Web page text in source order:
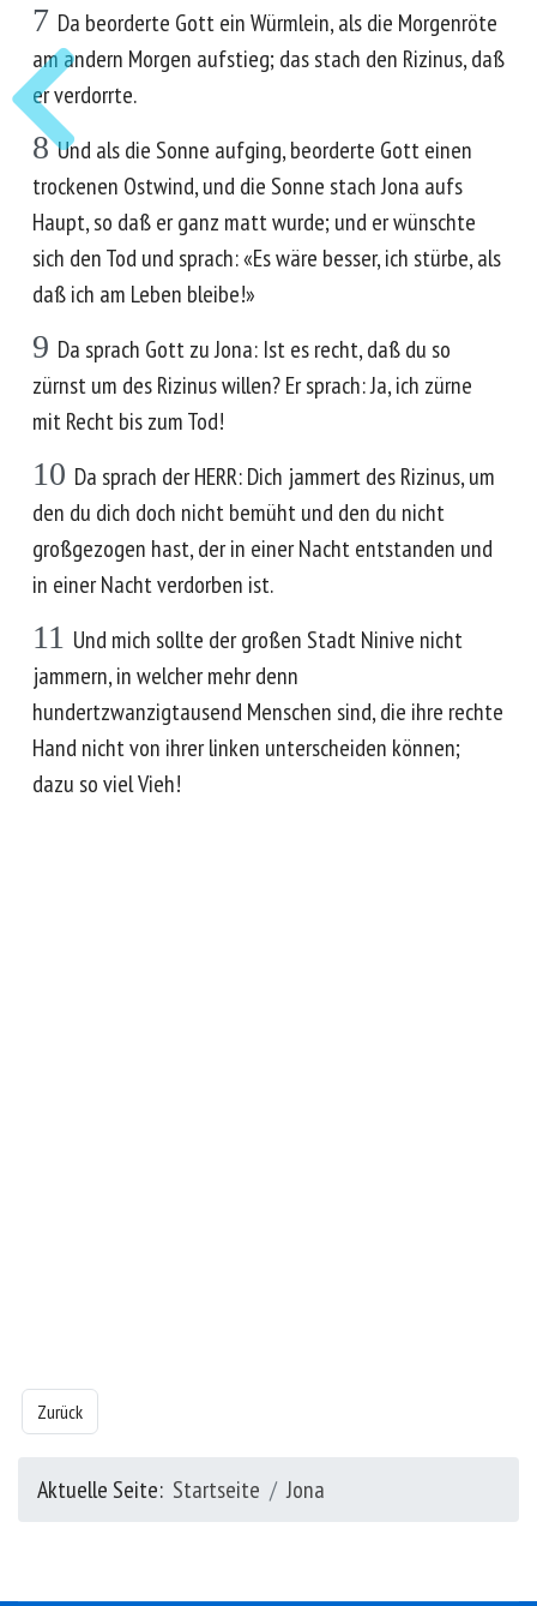
7 Da beorderte Gott ein Würmlein, als die Morgenröte
am andern Morgen aufstieg; das stach den Rizinus, daß
er verdorrte.
8 Und als die Sonne aufging, beorderte Gott einen
trockenen Ostwind, und die Sonne stach Jona aufs
Haupt, so daß er ganz matt wurde; und er wünschte
sich den Tod und sprach: «Es wäre besser, ich stürbe, als
daß ich am Leben bleibe!»
9 Da sprach Gott zu Jona: Ist es recht, daß du so
zürnst um des Rizinus willen? Er sprach: Ja, ich zürne
mit Recht bis zum Tod!
10 Da sprach der HERR: Dich jammert des Rizinus, um
den du dich doch nicht bemüht und den du nicht
großgezogen hast, der in einer Nacht entstanden und
in einer Nacht verdorben ist.
11 Und mich sollte der großen Stadt Ninive nicht
jammern, in welcher mehr denn
hundertzwanzigtausend Menschen sind, die ihre rechte
Hand nicht von ihrer linken unterscheiden können;
dazu so viel Vieh!
Vorheriger Beitrag: Das Buch Jona - Kapitel 3
Zurück
Aktuelle Seite: Startseite Jona